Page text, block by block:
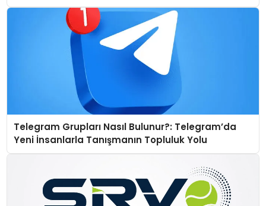
Telegram Grupları Nasıl Bulunur?: Telegram’da
Yeni İnsanlarla Tanışmanın Topluluk Yolu